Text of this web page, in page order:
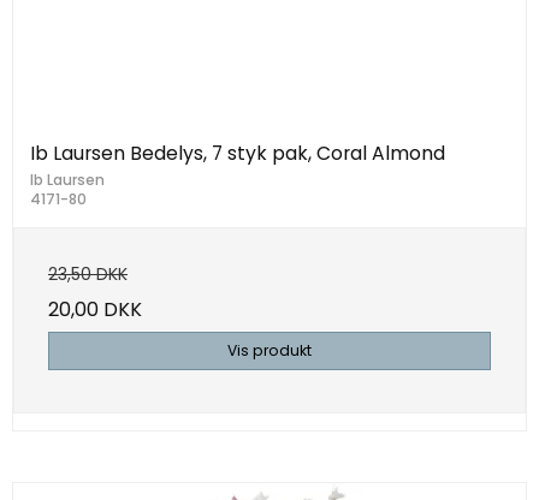
Ib Laursen Bedelys, 7 styk pak, Coral Almond
Ib Laursen
4171-80
23,50 DKK
20,00 DKK
Vis produkt